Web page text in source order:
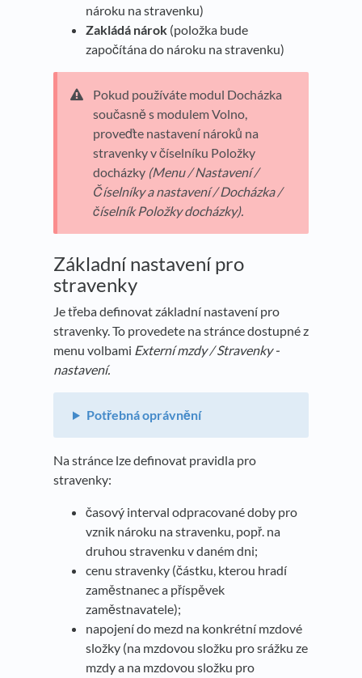
nároku na stravenku)
Zakládá nárok (položka bude
započítána do nároku na stravenku)
Pokud používáte modul Docházka
současně s modulem Volno,
proveďte nastavení nároků na
stravenky v číselníku Položky
docházky (Menu / Nastavení /
Číselníky a nastavení / Docházka /
číselník Položky docházky).
Základní nastavení pro
stravenky
Je třeba definovat základní nastavení pro
stravenky. To provedete na stránce dostupné z
menu volbami Externí mzdy / Stravenky -
nastavení.
Potřebná oprávnění
Na stránce lze definovat pravidla pro
stravenky:
časový interval odpracované doby pro
vznik nároku na stravenku, popř. na
druhou stravenku v daném dni;
cenu stravenky (částku, kterou hradí
zaměstnanec a příspěvek
zaměstnavatele);
napojení do mezd na konkrétní mzdové
složky (na mzdovou složku pro srážku ze
mzdy a na mzdovou složku pro